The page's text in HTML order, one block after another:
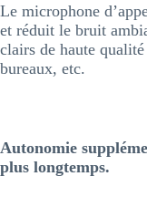
Le microphone
et réduit le bruit
clairs de haute
bureaux, etc.
Autonomie
plus longtemps.